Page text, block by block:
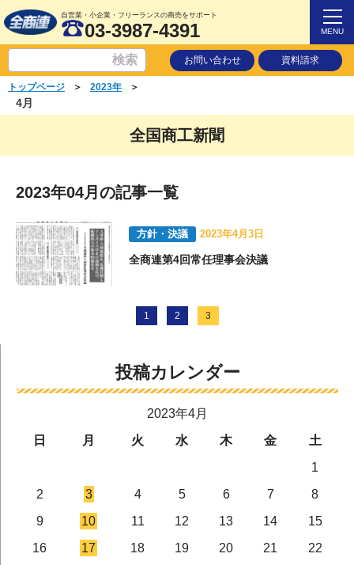
自営業・小企業・フリーランスの商売をサポート
03-3987-4391 MENU
お問い合わせ 資料請求
トップページ ＞ 2023年 ＞
4月
全国商工新聞
2023年04月の記事一覧
方針・決議 2023年4月3日
全商連第4回常任理事会決議
1 2 3
投稿カレンダー
2023年4月
日
月 火 水 木 金
土
1
2
3 4 5 6 7
8
9
10 11 12 13 14
15
16
17 18 19 20 21
22